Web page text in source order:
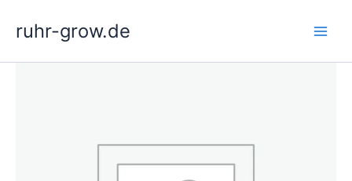
Inhaltruhr-grow.de